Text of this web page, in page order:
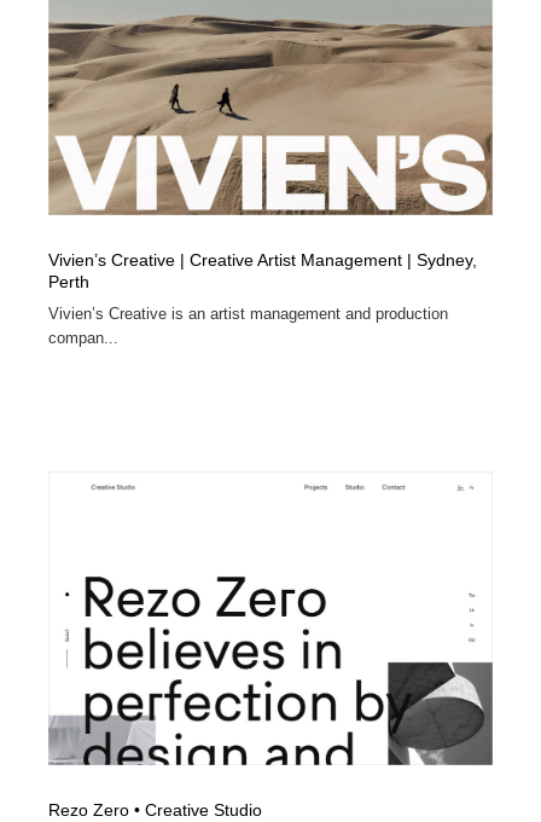
Vivien’s Creative | Creative Artist Management | Sydney,
Perth
Vivien’s Creative is an artist management and production
compan...
Rezo Zero • Creative Studio